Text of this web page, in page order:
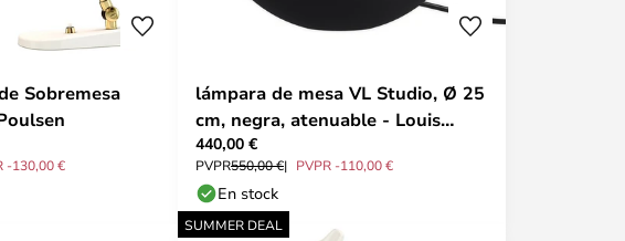
Sobremesa
-130,00 €
lámpara de mesa VL Studio, Ø 25
cm, negra, atenuable - Louis
Poulsen
440,00 €
PVPR550,00 € PVPR -110,00 €
En stock
SUMMER DEAL